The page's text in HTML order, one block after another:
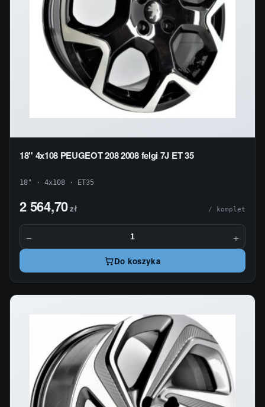
18'' 4x108 PEUGEOT 208 2008 felgi 7J ET 35
18" · 4x108 · ET35
2 564,70zł / komplet
− +
Do koszyka